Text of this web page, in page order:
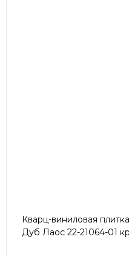
Кварц-виниловая
Дуб Лаос 22-21064-01